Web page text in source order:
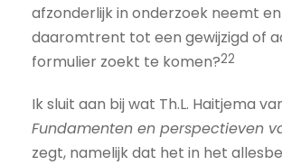
afzonderlijk in onderzoek neemt en
daaromtrent tot een gewijzigd of
formulier zoekt te komen?22
Ik sluit aan bij wat Th.L. Haitjema
Fundamenten en perspectieven
zegt, namelijk dat het in het